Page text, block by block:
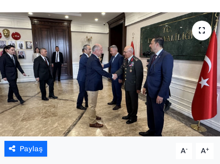
Paylaş A- A+
SAĞLIK
SPOR
TEKNOLOJİ
YAŞAM
YEREL YÖNETİMLER